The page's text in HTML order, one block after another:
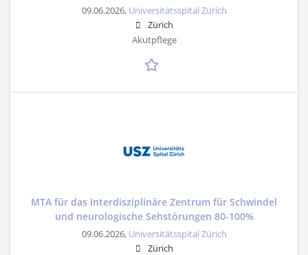
09.06.2026, Universitätsspital Zürich
Zürich
Akutpflege
MTA für das Interdisziplinäre Zentrum für Schwindel
und neurologische Sehstörungen 80-100%
09.06.2026, Universitätsspital Zürich
Zürich